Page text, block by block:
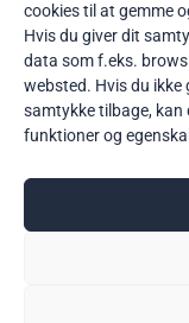
cookies til at gemme
Hvis du giver dit
data som f.eks.
websted. Hvis du
samtykke tilbage, kan
funktioner og
her